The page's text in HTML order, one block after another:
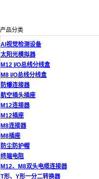
产品分类
AI视觉检测设备
太阳光模拟器
M12 I/O总线分线盒
M8 I/O总线分线盒
防爆连接器
航空插头插座
M12连接器
M12插座
M8连接器
M8插座
防尘防护帽
终端电阻
M12、M8双头电缆连接器
T形、Y形一分二转换器